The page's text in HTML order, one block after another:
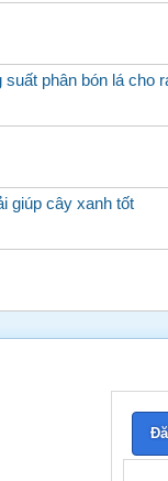
phân bón lá cho
giúp cây xanh tốt